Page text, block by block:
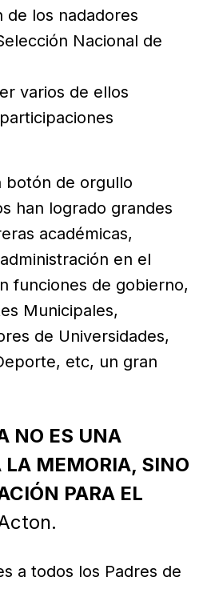
de los nadadores
Nacional de
varios de ellos
botón de orgullo
han logrado grandes
académicas,
en el
funciones de gobierno,
Municipales,
de Universidades,
etc, un gran
NO ES UNA
LA MEMORIA, SINO
PARA EL
a todos los Padres de